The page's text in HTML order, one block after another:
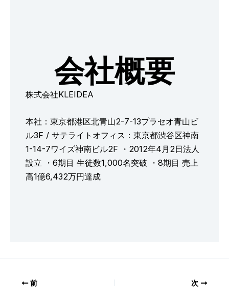
会社概要
株式会社KLEIDEA
本社：東京都港区北青山2-7-13プラセオ青山ビ
ル3F / サテライトオフィス：東京都渋谷区神南
1-14-7ワイズ神南ビル2F ・2012年4月2日法人
設立 ・6期目 生徒数1,000名突破 ・8期目 売上
高1億6,432万円達成
前 次